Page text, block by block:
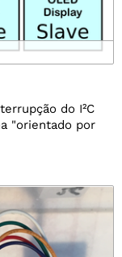
do I²C
"orientado por